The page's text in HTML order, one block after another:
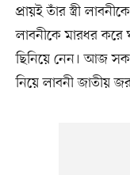
প্রায়ই তাঁর স্ত্রী
লাবনীকে মারধর
ছিনিয়ে নেন। আজ
নিয়ে লাবনী জাতীয়